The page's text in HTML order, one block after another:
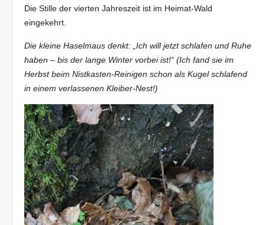
Die Stille der vierten Jahreszeit ist im Heimat-Wald
eingekehrt.
Die kleine Haselmaus denkt: „Ich will jetzt schlafen und Ruhe
haben – bis der lange Winter vorbei ist!“ (Ich fand sie im
Herbst beim Nistkasten-Reinigen schon als Kugel schlafend
in einem verlassenen Kleiber-Nest!)